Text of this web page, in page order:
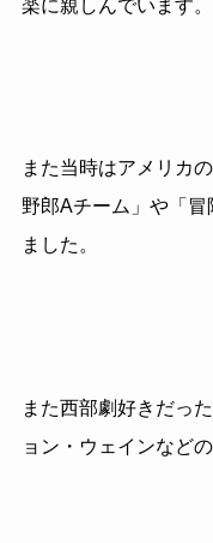
楽に親しんでいます。
また当時はアメリカ
野郎Aチーム」や「
ました。
また西部劇好きだっ
ョン・ウェインなど